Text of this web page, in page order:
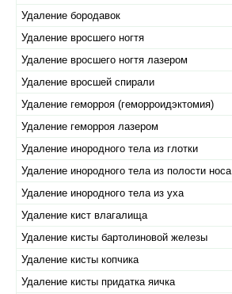
Удаление бородавок
Удаление вросшего ногтя
Удаление вросшего ногтя лазером
Удаление вросшей спирали
Удаление геморроя (геморроидэктомия)
Удаление геморроя лазером
Удаление инородного тела из глотки
Удаление инородного тела из полости носа
Удаление инородного тела из уха
Удаление кист влагалища
Удаление кисты бартолиновой железы
Удаление кисты копчика
Удаление кисты придатка яичка